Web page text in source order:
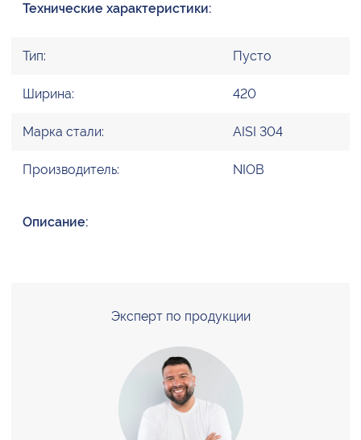
Технические характеристики:
Тип: Пусто
Ширина: 420
Марка стали: AISI 304
Производитель: NIOB
Описание:
Эксперт по продукции